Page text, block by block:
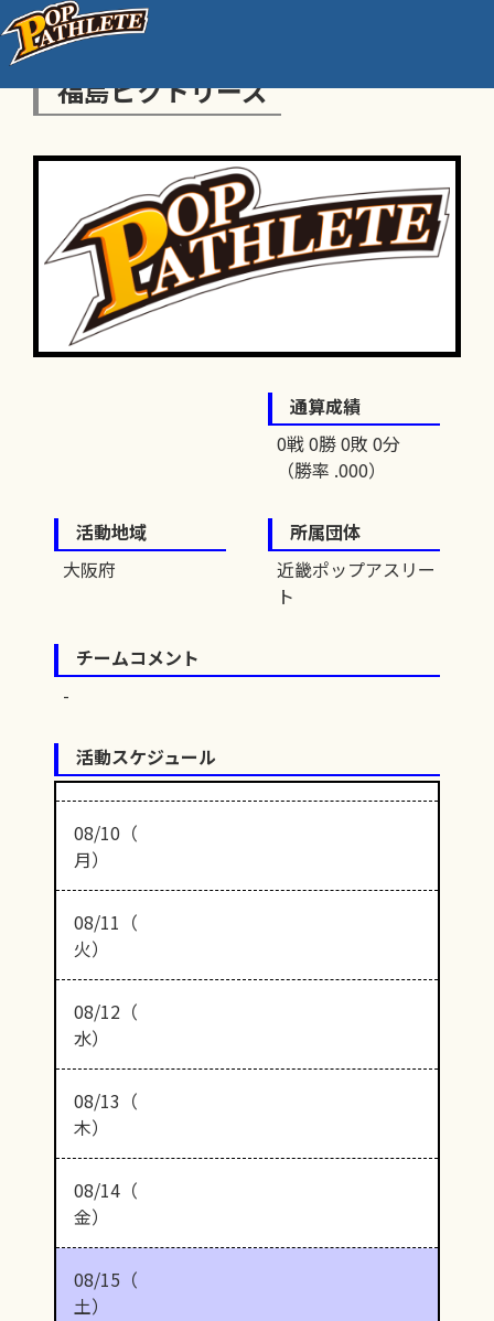
福島ビクトリーズ
通算成績
0戦 0勝 0敗 0分
（勝率 .000）
活動地域
大阪府
所属団体
近畿ポップアスリー
ト
チームコメント
活動スケジュール
08/10（
月）
08/11（
火）
08/12（
水）
08/13（
木）
08/14（
金）
08/15（
土）